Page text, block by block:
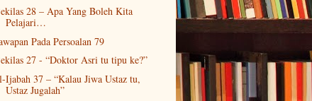
28 – Apa Yang Boleh Kita
Pelajari…
Pada Persoalan 79
27 - “Doktor Asri tu tipu ke?”
Ijabah 37 – “Kalau Jiwa Ustaz tu,
Ustaz Jugalah”